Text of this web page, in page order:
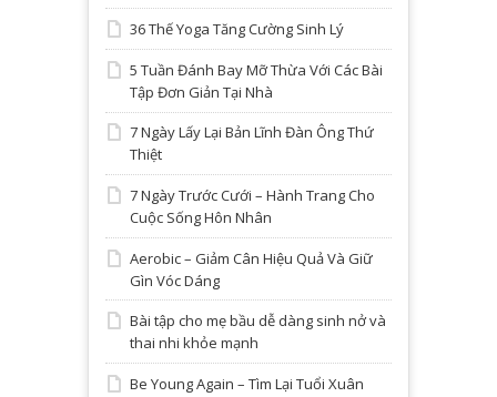
36 Thế Yoga Tăng Cường Sinh Lý
5 Tuần Đánh Bay Mỡ Thừa Với Các Bài
Tập Đơn Giản Tại Nhà
7 Ngày Lấy Lại Bản Lĩnh Đàn Ông Thứ
Thiệt
7 Ngày Trước Cưới – Hành Trang Cho
Cuộc Sống Hôn Nhân
Aerobic – Giảm Cân Hiệu Quả Và Giữ
Gìn Vóc Dáng
Bài tập cho mẹ bầu dễ dàng sinh nở và
thai nhi khỏe mạnh
Be Young Again – Tìm Lại Tuổi Xuân